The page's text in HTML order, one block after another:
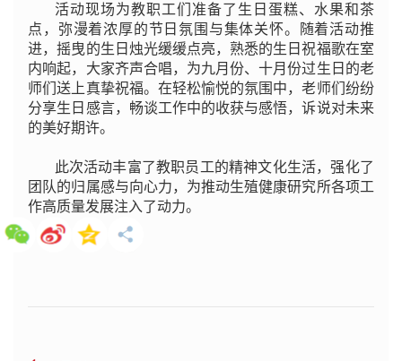
活动现场为教职工们准备了生日蛋糕、水果和茶
点，弥漫着浓厚的节日氛围与集体关怀。随着活动推
进，摇曳的生日烛光缓缓点亮，熟悉的生日祝福歌在室
内响起，大家齐声合唱，为九月份、十月份过生日的老
师们送上真挚祝福。在轻松愉悦的氛围中，老师们纷纷
分享生日感言，畅谈工作中的收获与感悟，诉说对未来
的美好期许。
此次活动丰富了教职员工的精神文化生活，强化了
团队的归属感与向心力，为推动生殖健康研究所各项工
作高质量发展注入了动力。